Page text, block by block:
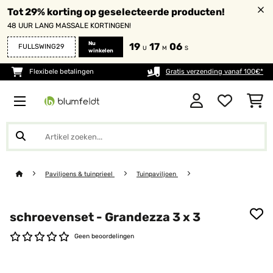
Tot 29% korting op geselecteerde producten!
48 UUR LANG MASSALE KORTINGEN!
FULLSWING29
Nu
winkelen
19 U 17 M 06 S
Flexibele betalingen Gratis verzending vanaf 100€*
Paviljoens & tuinprieel Tuinpaviljoen
schroevenset - Grandezza 3 x 3
Geen beoordelingen